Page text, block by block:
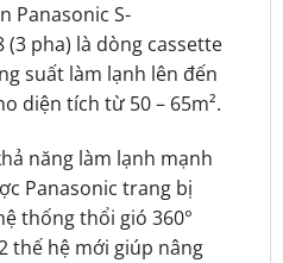
Panasonic S-
(3 pha) là dòng cassette
suất làm lạnh lên đến
diện tích từ 50 – 65m².
năng làm lạnh mạnh
Panasonic trang bị
thống thổi gió 360°
thế hệ mới giúp nâng